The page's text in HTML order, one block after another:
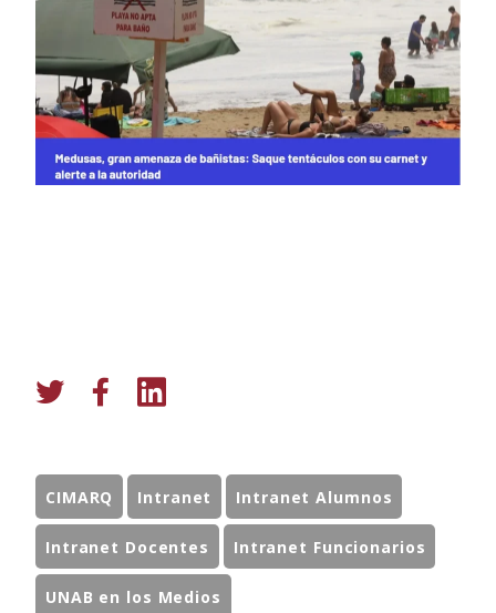
CIMARQ Intranet Intranet Alumnos
Intranet Docentes Intranet Funcionarios
UNAB en los Medios